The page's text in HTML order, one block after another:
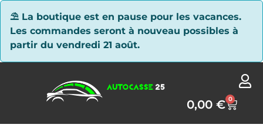
⛱ La boutique est en pause pour les vacances.
Les commandes seront à nouveau possibles à
partir du vendredi 21 août.
0,00€ 0
Panneau de gestion des cookies